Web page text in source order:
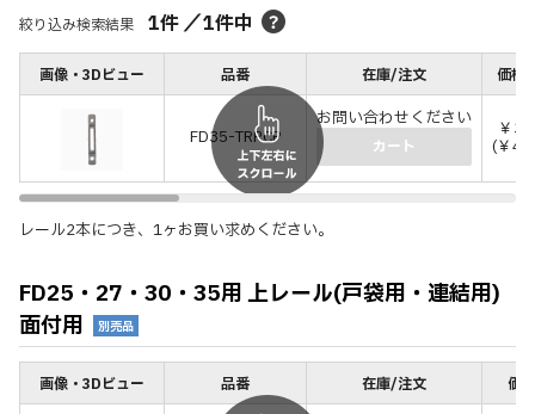
絞り込み検索結果 1件／1件中
画像・3Dビュー 品番 在庫/注文 価格(
FD35-TRPCP
お問い合わせください
カート
￥
(￥
レール2本につき、1ヶお買い求めください。
FD25・27・30・35用 上レール(戸袋用・連結用)
面付用
別売品
画像・3Dビュー 品番 在庫/注文 価